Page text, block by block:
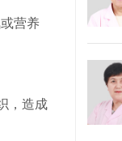
营养
，造成